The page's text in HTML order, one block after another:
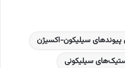
پیوندهای سیلیکون-اکسیژن
سیلیکونی